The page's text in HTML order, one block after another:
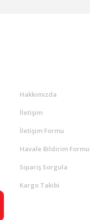
Hakkımızda
İletişim
İletişim Formu
Havale Bildirim Formu
Sipariş Sorgula
Kargo Takibi